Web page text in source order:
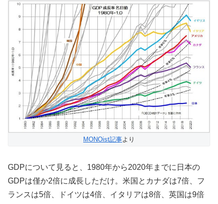
MONOist記事より
GDPについて見ると、1980年から2020年までに日本の
GDPは僅か2倍に成長しただけ。米国とカナダは7倍、フ
ランスは5倍、ドイツは4倍、イタリアは8倍、英国は9倍